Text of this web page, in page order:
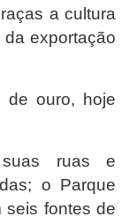
a cultura
exportação
de ouro, hoje
suas ruas e
o Parque
seis fontes de